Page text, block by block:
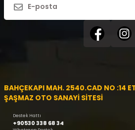
BAHÇEKAPI MAH. 2540.CAD NO :14
ŞAŞMAZ OTO SANAYİ SİTESİ
Destek Hattı
+90530 338 68 34